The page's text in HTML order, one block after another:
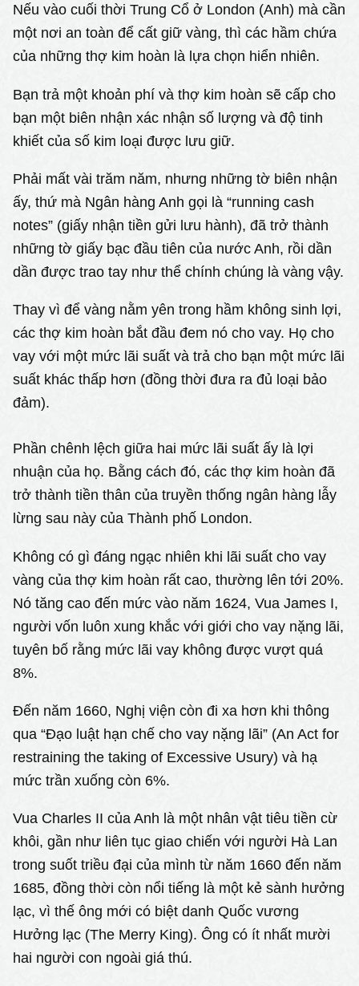
Nếu vào cuối thời Trung Cổ ở London (Anh) mà cần
một nơi an toàn để cất giữ vàng, thì các hầm chứa
của những thợ kim hoàn là lựa chọn hiển nhiên.
Bạn trả một khoản phí và thợ kim hoàn sẽ cấp cho
bạn một biên nhận xác nhận số lượng và độ tinh
khiết của số kim loại được lưu giữ.
Phải mất vài trăm năm, nhưng những tờ biên nhận
ấy, thứ mà Ngân hàng Anh gọi là “running cash
notes” (giấy nhận tiền gửi lưu hành), đã trở thành
những tờ giấy bạc đầu tiên của nước Anh, rồi dần
dần được trao tay như thể chính chúng là vàng vậy.
Thay vì để vàng nằm yên trong hầm không sinh lợi,
các thợ kim hoàn bắt đầu đem nó cho vay. Họ cho
vay với một mức lãi suất và trả cho bạn một mức lãi
suất khác thấp hơn (đồng thời đưa ra đủ loại bảo
đảm).
Phần chênh lệch giữa hai mức lãi suất ấy là lợi
nhuận của họ. Bằng cách đó, các thợ kim hoàn đã
trở thành tiền thân của truyền thống ngân hàng lẫy
lừng sau này của Thành phố London.
Không có gì đáng ngạc nhiên khi lãi suất cho vay
vàng của thợ kim hoàn rất cao, thường lên tới 20%.
Nó tăng cao đến mức vào năm 1624, Vua James I,
người vốn luôn xung khắc với giới cho vay nặng lãi,
tuyên bố rằng mức lãi vay không được vượt quá
8%.
Đến năm 1660, Nghị viện còn đi xa hơn khi thông
qua “Đạo luật hạn chế cho vay nặng lãi” (An Act for
restraining the taking of Excessive Usury) và hạ
mức trần xuống còn 6%.
Vua Charles II của Anh là một nhân vật tiêu tiền cừ
khôi, gần như liên tục giao chiến với người Hà Lan
trong suốt triều đại của mình từ năm 1660 đến năm
1685, đồng thời còn nổi tiếng là một kẻ sành hưởng
lạc, vì thế ông mới có biệt danh Quốc vương
Hưởng lạc (The Merry King). Ông có ít nhất mười
hai người con ngoài giá thú.